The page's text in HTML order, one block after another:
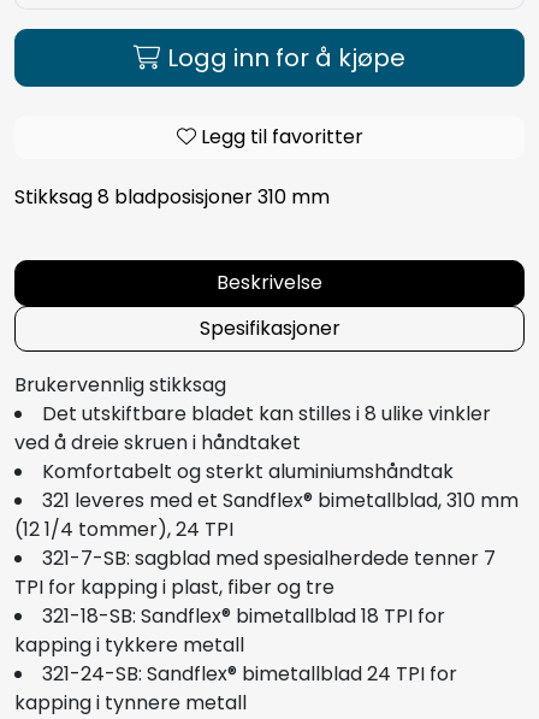
Logg inn for å kjøpe
Legg til favoritter
Stikksag 8 bladposisjoner 310 mm
Beskrivelse
Spesifikasjoner
Brukervennlig stikksag
Det utskiftbare bladet kan stilles i 8 ulike vinkler
ved å dreie skruen i håndtaket
Komfortabelt og sterkt aluminiumshåndtak
321 leveres med et Sandflex® bimetallblad, 310 mm
(12 1/4 tommer), 24 TPI
321-7-SB: sagblad med spesialherdede tenner 7
TPI for kapping i plast, fiber og tre
321-18-SB: Sandflex® bimetallblad 18 TPI for
kapping i tykkere metall
321-24-SB: Sandflex® bimetallblad 24 TPI for
kapping i tynnere metall